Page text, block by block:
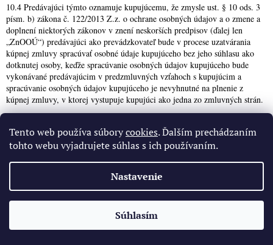
Tento web používa súborycookies. Ďalším prechádzaním
tohto webu vyjadrujete súhlas s ich používaním.
Nastavenie
Súhlasím
10.4 Predávajúci týmto oznamuje kupujúcemu, že zmysle ust. § 10 ods. 3
písm. b) zákona č. 122/2013 Z.z. o ochrane osobných údajov a o zmene a
doplnení niektorých zákonov v znení neskorších predpisov (ďalej len
„ZnOOÚ“) predávajúci ako prevádzkovateľ bude v procese uzatvárania
kúpnej zmluvy spracúvať osobné údaje kupujúceho bez jeho súhlasu ako
dotknutej osoby, keďže spracúvanie osobných údajov kupujúceho bude
vykonávané predávajúcim v predzmluvných vzťahoch s kupujúcim a
spracúvanie osobných údajov kupujúceho je nevyhnutné na plnenie z
kúpnej zmluvy, v ktorej vystupuje kupujúci ako jedna zo zmluvných strán.
objednávky vyjadriť svoj súhlas v zmysle ust. § 11 ods. 1 zákona, aby
predávajúci spracoval a uschovával jeho osobné údaje, najmä tie, ktoré sú
na ponúkaných tovaroch a spracovával ich vo všetkých svojich
informačných systémoch, týkajúcich sa zasielania informácií o nových
produktoch, zľavách a akciách na ponúkaných tovaroch.
10.6 Predávajúci sa zaväzuje, že bude s osobnými údajmi kupujúceho
🔥 Limitovaná cena pre najrýchlejších